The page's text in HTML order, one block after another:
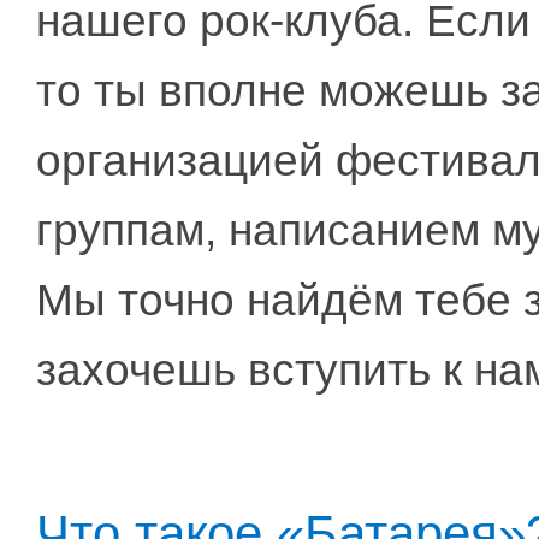
нашего рок-клуба.
то ты вполне можешь
организацией
группам, написанием
Мы точно найдём тебе
захочешь вступить к